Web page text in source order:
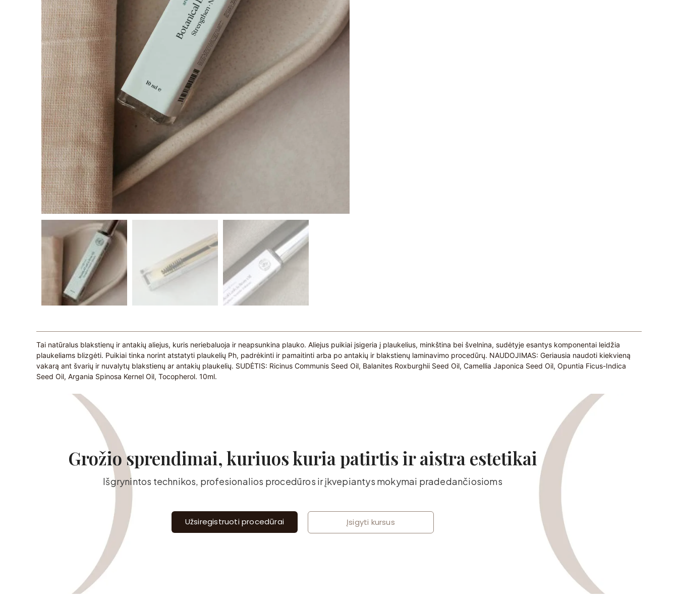
Tai natūralus blakstienų ir antakių aliejus, kuris neriebaluoja ir neapsunkina plauko. Aliejus puikiai įsigeria į plaukelius, minkština bei švelnina, sudėtyje esantys komponentai leidžia
plaukeliams blizgėti. Puikiai tinka norint atstatyti plaukelių Ph, padrėkinti ir pamaitinti arba po antakių ir blakstienų laminavimo procedūrų. NAUDOJIMAS: Geriausia naudoti kiekvieną
vakarą ant švarių ir nuvalytų blakstienų ar antakių plaukelių. SUDĖTIS: Ricinus Communis Seed Oil, Balanites Roxburghii Seed Oil, Camellia Japonica Seed Oil, Opuntia Ficus-Indica
Seed Oil, Argania Spinosa Kernel Oil, Tocopherol. 10ml.
Grožio sprendimai, kuriuos kuria patirtis ir aistra estetikai
Išgrynintos technikos, profesionalios procedūros ir įkvepiantys mokymai pradedančiosioms
Užsiregistruoti procedūrai Įsigyti kursus